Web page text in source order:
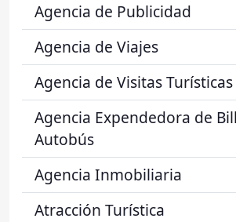
Agencia de Publicidad
Agencia de Viajes
Agencia de Visitas Turísticas
Agencia Expendedora de
Autobús
Agencia Inmobiliaria
Atracción Turística